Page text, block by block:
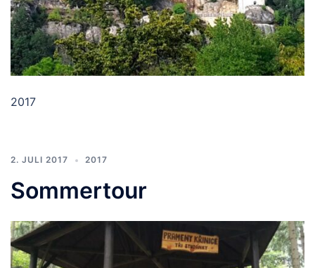
2017
2. JULI 2017 2017
Sommertour